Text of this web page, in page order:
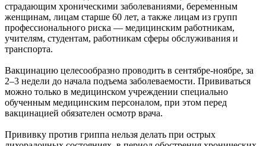
страдающим хроническими заболеваниями, беременным
женщинам, лицам старше 60 лет, а также лицам из групп
профессионального риска — медицинским работникам,
учителям, студентам, работникам сферы обслуживания и
транспорта.
Вакцинацию целесообразно проводить в сентябре-ноябре, за
2–3 недели до начала подъема заболеваемости. Прививаться
можно только в медицинском учреждении специально
обученным медицинским персоналом, при этом перед
вакцинацией обязателен осмотр врача.
Прививку против гриппа нельзя делать при острых